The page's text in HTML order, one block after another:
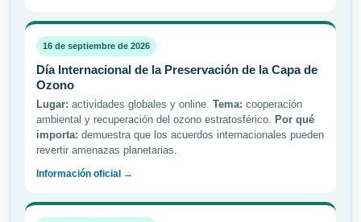
16 de septiembre de 2026
Día Internacional de la Preservación de la Capa de
Ozono
Lugar: actividades globales y online. Tema: cooperación
ambiental y recuperación del ozono estratosférico. Por qué
importa: demuestra que los acuerdos internacionales pueden
revertir amenazas planetarias.
Información oficial →